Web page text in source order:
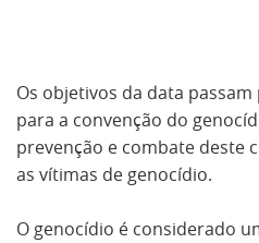
Os objetivos da data
para a convenção do
prevenção e combate deste
as vítimas de genocídio.
O genocídio é considerado